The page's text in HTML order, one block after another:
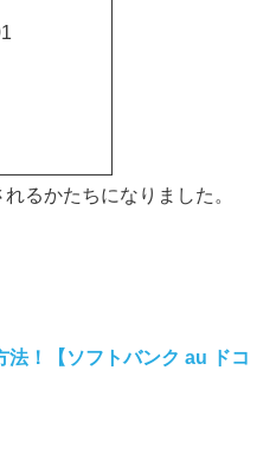
るかたちになりました。
！【ソフトバンク au ドコ